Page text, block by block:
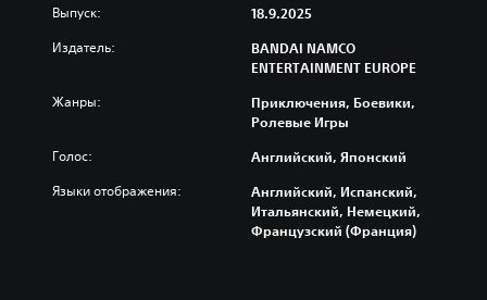
Выпуск: 18.9.2025
Издатель:
BANDAI NAMCO
ENTERTAINMENT EUROPE
Жанры:
Приключения, Боевики,
Ролевые Игры
Голос: Английский, Японский
Языки отображения:
Английский, Испанский,
Итальянский, Немецкий,
Французский (Франция)